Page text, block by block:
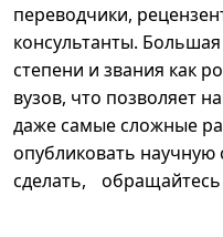
переводчики,
консультанты.
степени и звания как
вузов, что позволяет
даже самые сложные
опубликовать научную
сделать,